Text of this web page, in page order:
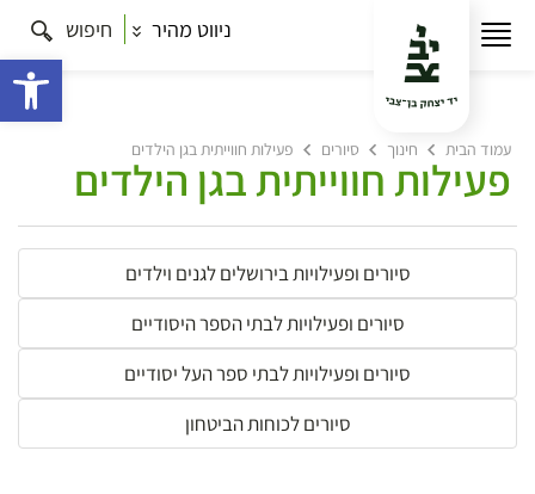
ניווט מהיר חיפוש
עמוד הבית חינוך סיורים פעילות חווייתית בגן הילדים
פעילות חווייתית בגן הילדים
סיורים ופעילויות בירושלים לגנים וילדים
סיורים ופעילויות לבתי הספר היסודיים
סיורים ופעילויות לבתי ספר העל יסודיים
סיורים לכוחות הביטחון